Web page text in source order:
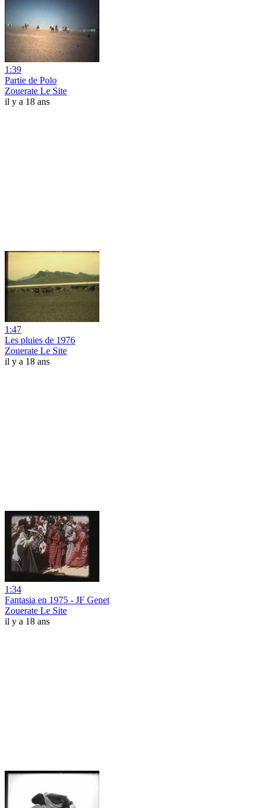
1:39
Partie de Polo
Zouerate Le Site
il y a 18 ans
1:47
Les pluies de 1976
Zouerate Le Site
il y a 18 ans
1:34
Fantasia en 1975 - JF Genet
Zouerate Le Site
il y a 18 ans